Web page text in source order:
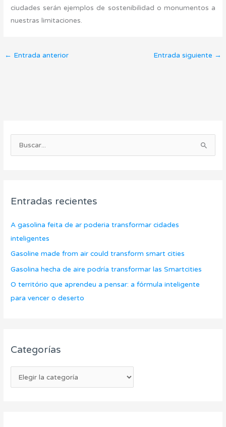
ciudades serán ejemplos de sostenibilidad o monumentos a
nuestras limitaciones.
← Entrada anterior Entrada siguiente →
a
p
o
r
:
Entradas recientes
A gasolina feita de ar poderia transformar cidades
inteligentes
Gasoline made from air could transform smart cities
Gasolina hecha de aire podría transformar las Smartcities
O território que aprendeu a pensar: a fórmula inteligente
para vencer o deserto
Categorías
t
í
a
s
c
s